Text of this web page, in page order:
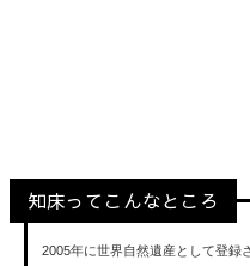
知床ってこんなところ
2005年に世界自然遺産として登録